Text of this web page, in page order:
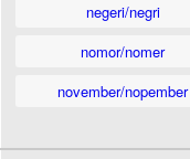
negeri/negri
nomor/nomer
november/nopember